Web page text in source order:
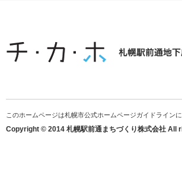
このホームページは札幌市公式ホームページガイドライン
Copyright © 2014 札幌駅前通まちづくり株式会社 All